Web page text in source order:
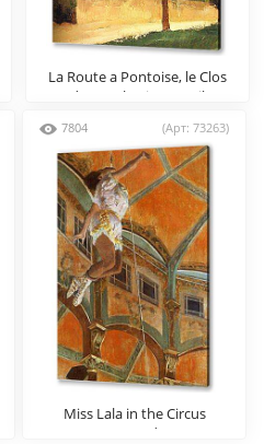
La Route a Pontoise, le Clos
des Mathurins Detail
7804 (Арт: 73263)
Miss Lala in the Circus
Fernando